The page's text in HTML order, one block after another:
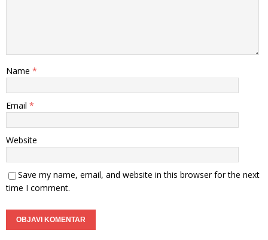
Name *
Email *
Website
Save my name, email, and website in this browser for the next
time I comment.